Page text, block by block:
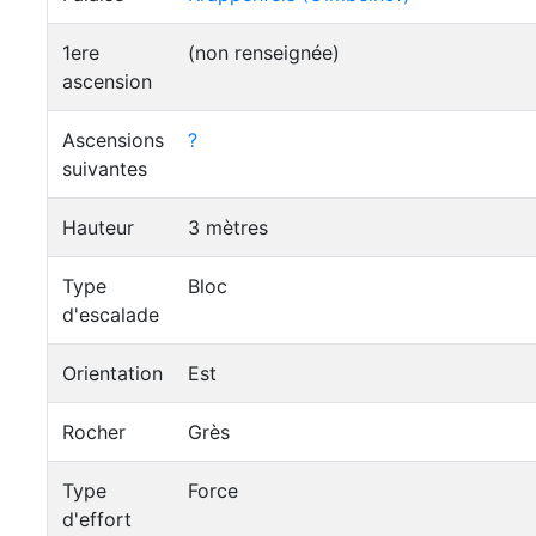
1ere
ascension
(non renseignée)
Ascensions
suivantes
?
Hauteur 3 mètres
Type
d'escalade
Bloc
Orientation Est
Rocher Grès
Type
d'effort
Force